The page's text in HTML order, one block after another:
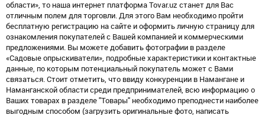
области», то наша интернет платформа Tovar.uz станет для Вас
отличным полем для торговли. Для этого Вам необходимо пройти
бесплатную регистрацию на сайте и оформить личную страницу для
ознакомления покупателей с Вашей компанией и коммерческими
предложениями. Вы можете добавить фотографии в разделе
«Садовые опрыскиватели», подробные характеристики и контактные
данные, по которым потенциальный покупатель может с Вами
связаться. Стоит отметить, что ввиду конкуренции в Намангане и
Наманганской области среди предпринимателей, всю информацию о
Ваших товарах в разделе "Товары" необходимо преподнести наиболее
выгодным способом (загрузить оригинальные фото, написать